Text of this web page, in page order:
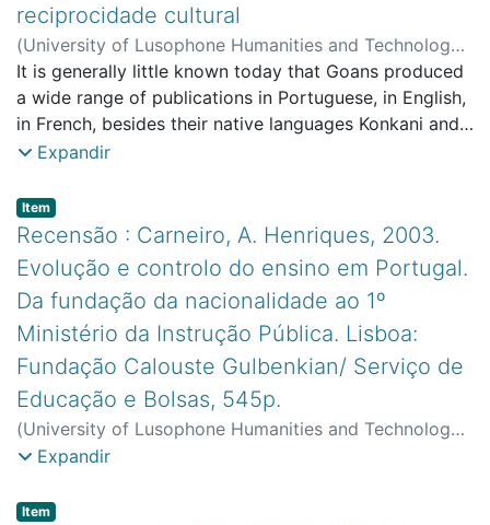
reciprocidade cultural
(University of Lusophone Humanities and Technology,
2003)Souza, Teotónio R. de;CeIED (FCT) - Centro de
Estudos Interdisciplinares em Educação e
Desenvolvimento
It is generally little known today that Goans produced
a wide range of publications in Portuguese, in English,
in French, besides their native languages Konkani and
Marathi. One needs to consult the 3 volumes of
Costa, edited recently by Instituto Cultural de Macau
to get an idea of the literary production of the Goans.
This literary production does not permit us to
conclude that Goans who wrote in Portuguese were
lusophiles, or those who wrote in English were
anglophiles, and so on. If Portuguese language failed
to win over the hearts and minds of most Goans it was
largely because Portuguese language was seen as an
instrument of colonial domination
Expandir
Item type:
Item,
Recensão : Carneiro, A. Henriques, 2003.
Evolução e controlo do ensino em Portugal.
Da fundação da nacionalidade ao 1º
Ministério da Instrução Pública. Lisboa:
Fundação Calouste Gulbenkian/ Serviço de
Educação e Bolsas, 545p.
(University of Lusophone Humanities and Technology,
2003)Cruz, José Carlos
Desenvolvimento
Expandir
Item type:
Item,